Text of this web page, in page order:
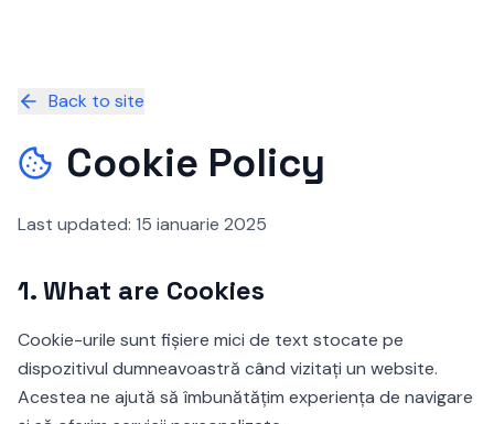
Back to site
Cookie Policy
Last updated: 15 ianuarie 2025
1.What are Cookies
Cookie-urile sunt fișiere mici de text stocate pe
dispozitivul dumneavoastră când vizitați un website.
Acestea ne ajută să îmbunătățim experiența de navigare